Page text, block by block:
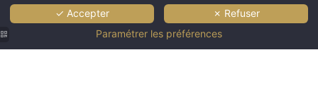
✓ Accepter
✗ Refuser
Paramétrer les préférences